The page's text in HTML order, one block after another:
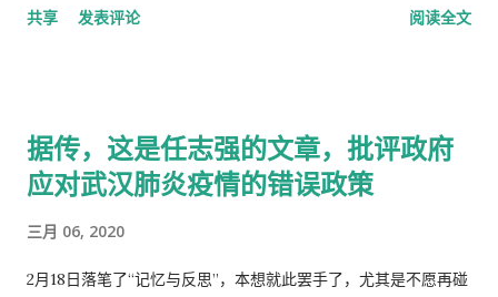
不是老师往学生头上戴，而是学生往老师头上戴。
共享 发表评论 阅读全文
据传，这是任志强的文章，批评政府
应对武汉肺炎疫情的错误政策
三月 06, 2020
2月18日落笔了“记忆与反思”，本想就此罢手了，尤其是不愿再碰